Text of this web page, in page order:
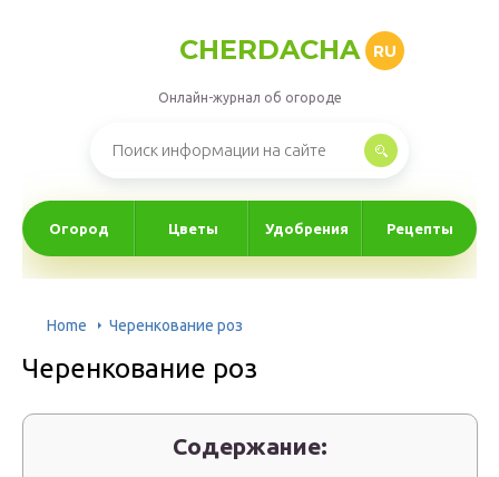
CHERDACHA RU
Онлайн-журнал об огороде
Огород Цветы Удобрения Рецепты
Home Черенкование роз
Черенкование роз
Содержание: